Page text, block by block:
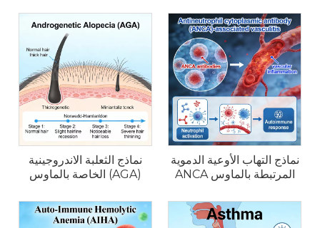
نماذج التهاب الأوعية الدموية
المرتبطة بالماوس ANCA
نماذج الثعلبة الاندروجينية
(AGA) الخاصة بالماوس